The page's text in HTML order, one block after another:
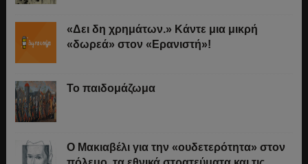
«Δει δη χρημάτων.» Κάντε μια μικρή
«δωρεά» στον «Ερανιστή»!
Το παιδομάζωμα
O Μακιαβέλι για την «ουδετερότητα» στον